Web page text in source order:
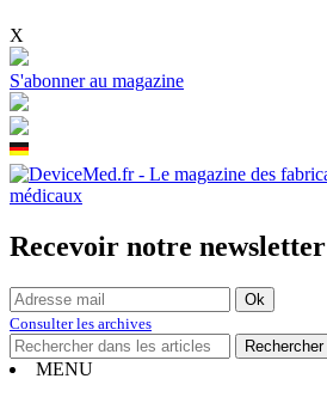
X
S'abonner au magazine
Recevoir notre newsletter
Consulter les archives
MENU